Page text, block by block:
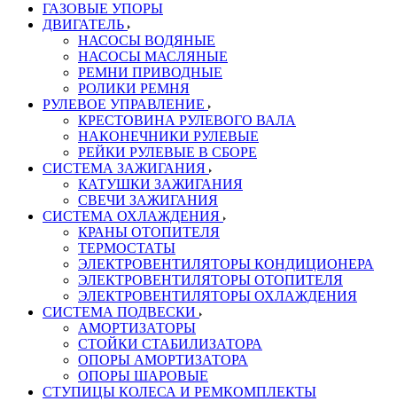
ГАЗОВЫЕ УПОРЫ
ДВИГАТЕЛЬ
НАСОСЫ ВОДЯНЫЕ
НАСОСЫ МАСЛЯНЫЕ
РЕМНИ ПРИВОДНЫЕ
РОЛИКИ РЕМНЯ
РУЛЕВОЕ УПРАВЛЕНИЕ
КРЕСТОВИНА РУЛЕВОГО ВАЛА
НАКОНЕЧНИКИ РУЛЕВЫЕ
РЕЙКИ РУЛЕВЫЕ В СБОРЕ
СИСТЕМА ЗАЖИГАНИЯ
КАТУШКИ ЗАЖИГАНИЯ
СВЕЧИ ЗАЖИГАНИЯ
СИСТЕМА ОХЛАЖДЕНИЯ
КРАНЫ ОТОПИТЕЛЯ
ТЕРМОСТАТЫ
ЭЛЕКТРОВЕНТИЛЯТОРЫ КОНДИЦИОНЕРА
ЭЛЕКТРОВЕНТИЛЯТОРЫ ОТОПИТЕЛЯ
ЭЛЕКТРОВЕНТИЛЯТОРЫ ОХЛАЖДЕНИЯ
СИСТЕМА ПОДВЕСКИ
АМОРТИЗАТОРЫ
СТОЙКИ СТАБИЛИЗАТОРА
ОПОРЫ АМОРТИЗАТОРА
ОПОРЫ ШАРОВЫЕ
СТУПИЦЫ КОЛЕСА И РЕМКОМПЛЕКТЫ